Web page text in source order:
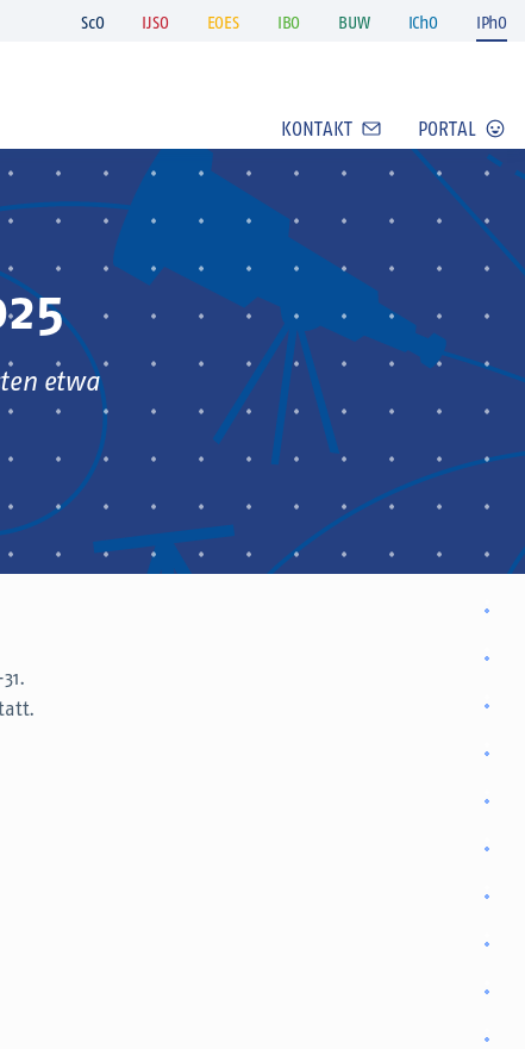
ScO IJSO EOES IBO BUW IChO IPhO
KONTAKT PORTAL
etwa